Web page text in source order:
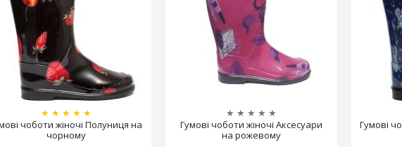
★ ★ ★ ★ ★
чоботи жіночі Полуниця на
чорному
★ ★ ★ ★ ★
Гумові чоботи жіночі Аксесуари
на рожевому
Гумові